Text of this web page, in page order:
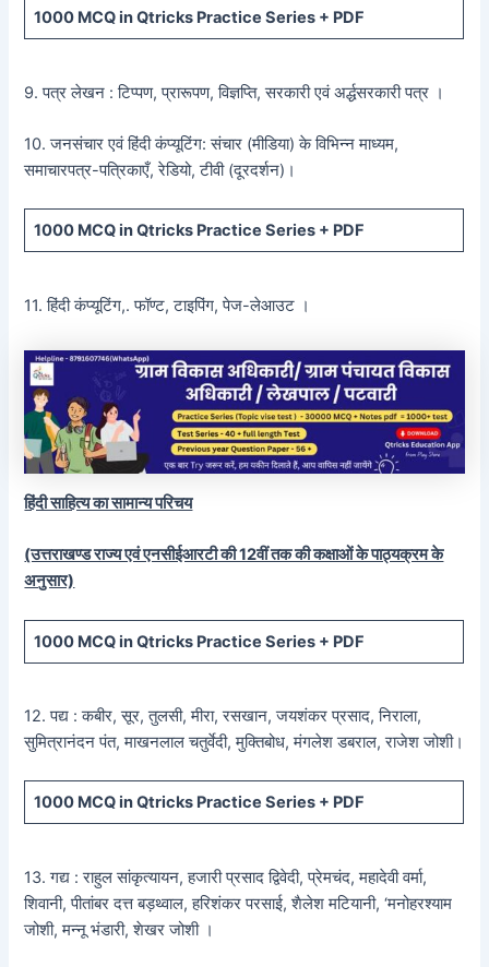
1000 MCQin Qtricks Practice Series + PDF
9. पत्र लेखन : टिप्पण, प्रारूपण, विज्ञप्ति, सरकारी एवं अर्द्धसरकारी पत्र ।
10. जनसंचार एवं हिंदी कंप्यूटिंग: संचार (मीडिया) के विभिन्न माध्यम,
समाचारपत्र-पत्रिकाएँ, रेडियो, टीवी (दूरदर्शन)।
1000 MCQin Qtricks Practice Series + PDF
11. हिंदी कंप्यूटिंग,. फॉण्ट, टाइपिंग, पेज-लेआउट ।
हिंदी साहित्य का सामान्य परिचय
(उत्तराखण्ड राज्य एवं एनसीईआरटी की 12वीं तक की कक्षाओं के पाठ्यक्रम के
अनुसार)
1000 MCQin Qtricks Practice Series + PDF
12. पद्य : कबीर, सूर, तुलसी, मीरा, रसखान, जयशंकर प्रसाद, निराला,
सुमित्रानंदन पंत, माखनलाल चतुर्वेदी, मुक्तिबोध, मंगलेश डबराल, राजेश जोशी।
1000 MCQin Qtricks Practice Series + PDF
13. गद्य : राहुल सांकृत्यायन, हजारी प्रसाद द्विवेदी, प्रेमचंद, महादेवी वर्मा,
शिवानी, पीतांबर दत्त बड़थ्वाल, हरिशंकर परसाई, शैलेश मटियानी, ‘मनोहरश्याम
जोशी, मन्नू भंडारी, शेखर जोशी ।